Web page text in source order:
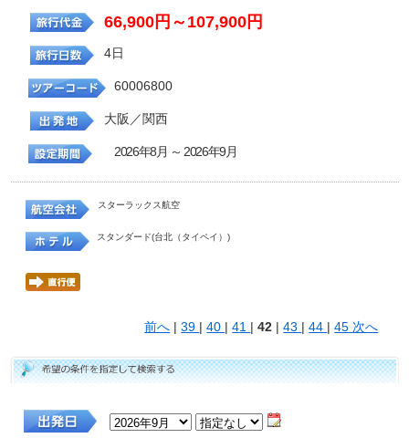
66,900円～107,900円
4日
60006800
大阪／関西
2026年8月 ～ 2026年9月
スターラックス航空
スタンダード(台北（タイペイ）)
前へ |39 |40 |41 |42 |43 |44 |45 次へ